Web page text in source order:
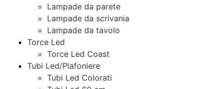
Lampade da parete
Lampade da scrivania
Lampade da tavolo
Torce Led
Torce Led Coast
Tubi Led/Plafoniere
Tubi Led Colorati